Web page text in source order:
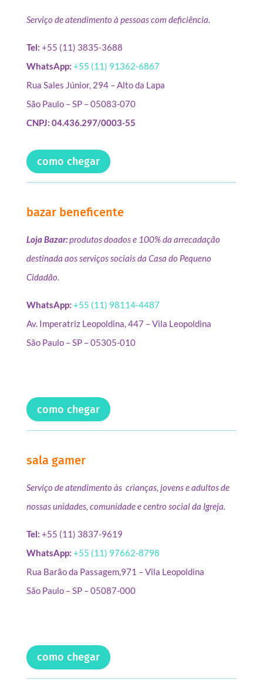
Serviço de atendimento à pessoas com deficiência.
Tel: +55 (11) 3835-3688
WhatsApp: +55 (11) 91362-6867
Rua Sales Júnior, 294 – Alto da Lapa
São Paulo – SP – 05083-070
CNPJ: 04.436.297/0003-55
como chegar
bazar beneficente
Loja Bazar:produtos doados e 100% da arrecadação
destinada aos serviços sociais da Casa do Pequeno
Cidadão.
WhatsApp: +55 (11) 98114-4487
Av. Imperatriz Leopoldina, 447 – Vila Leopoldina
São Paulo – SP – 05305-010
como chegar
sala gamer
Serviço de atendimento às crianças, jovens e adultos de
nossas unidades, comunidade e centro social da Igreja.
Tel: +55 (11) 3837-9619
WhatsApp: +55 (11) 97662-8798
Rua Barão da Passagem,971 – Vila Leopoldina
São Paulo – SP – 05087-000
como chegar